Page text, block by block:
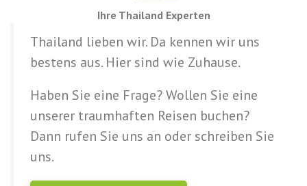
Ihre Thailand Experten
Thailand lieben wir. Da kennen wir uns
bestens aus. Hier sind wie Zuhause.
Haben Sie eine Frage? Wollen Sie eine
unserer traumhaften Reisen buchen?
Dann rufen Sie uns an oder schreiben Sie
uns.